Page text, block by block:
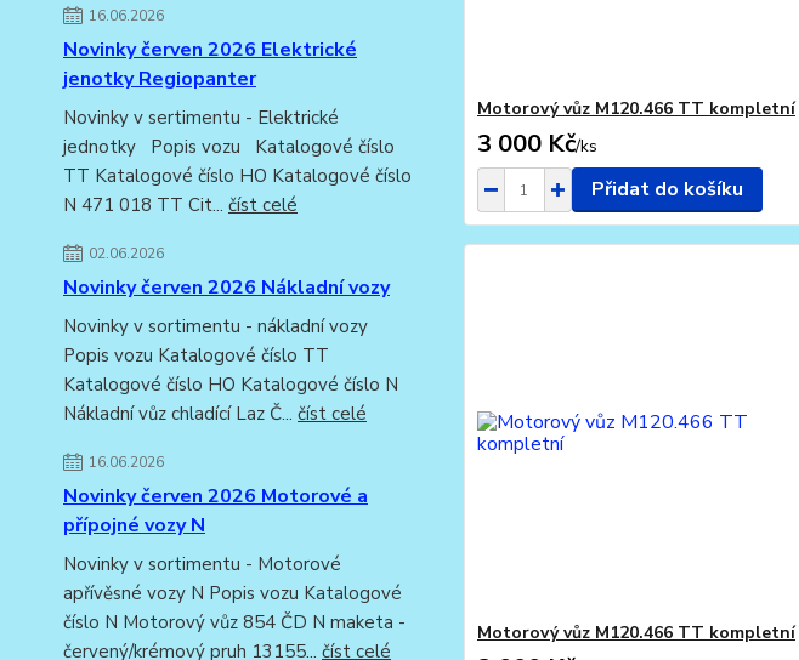
16.06.2026
Novinky červen 2026 Elektrické
jenotky Regiopanter
Novinky v sertimentu - Elektrické
jednotky Popis vozu Katalogové číslo
TT Katalogové číslo HO Katalogové číslo
N 471 018 TT Cit... číst celé
02.06.2026
Novinky červen 2026 Nákladní vozy
Novinky v sortimentu - nákladní vozy
Popis vozu Katalogové číslo TT
Katalogové číslo HO Katalogové číslo N
Nákladní vůz chladící Laz Č... číst celé
16.06.2026
Novinky červen 2026 Motorové a
přípojné vozy N
Novinky v sortimentu - Motorové
apřívěsné vozy N Popis vozu Katalogové
číslo N Motorový vůz 854 ČD N maketa -
červený/krémový pruh 13155... číst celé
Motorový vůz M120.466 TT kompletní
3 000 Kč/ks
Přidat do košíku
Motorový vůz M120.466 TT kompletní